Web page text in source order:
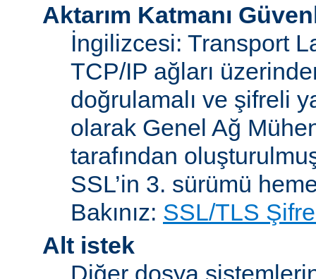
Aktarım Katmanı
İngilizcesi: Transport
TCP/IP ağları
doğrulamalı ve şifreli
olarak Genel Ağ
tarafından
SSL’in 3. sürümü
Bakınız: SSL/TLS
Alt istek
Diğer dosya